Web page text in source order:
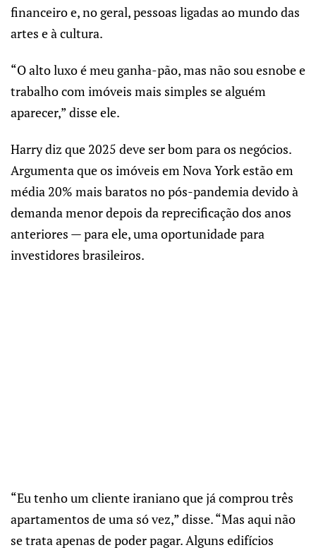
financeiro e, no geral, pessoas ligadas ao mundo das
artes e à cultura.
“O alto luxo é meu ganha-pão, mas não sou esnobe e
trabalho com imóveis mais simples se alguém
aparecer,” disse ele.
Harry diz que 2025 deve ser bom para os negócios.
Argumenta que os imóveis em Nova York estão em
média 20% mais baratos no pós-pandemia devido à
demanda menor depois da reprecificação dos anos
anteriores — para ele, uma oportunidade para
investidores brasileiros.
“Eu tenho um cliente iraniano que já comprou três
apartamentos de uma só vez,” disse. “Mas aqui não
se trata apenas de poder pagar. Alguns edifícios